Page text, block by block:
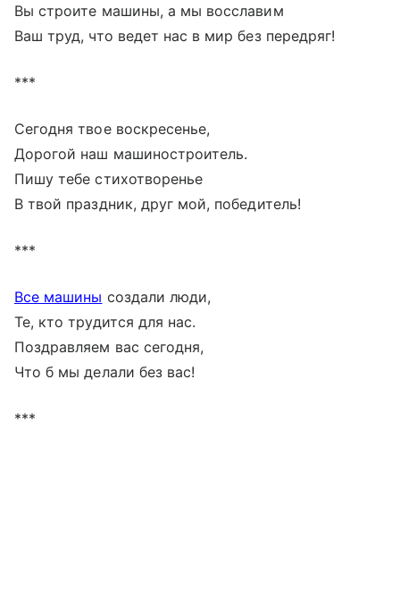
Вы строите машины, а мы восславим
Ваш труд, что ведет нас в мир без передряг!
***
Сегодня твое воскресенье,
Дорогой наш машиностроитель.
Пишу тебе стихотворенье
В твой праздник, друг мой, победитель!
***
Все машины создали люди,
Те, кто трудится для нас.
Поздравляем вас сегодня,
Что б мы делали без вас!
***